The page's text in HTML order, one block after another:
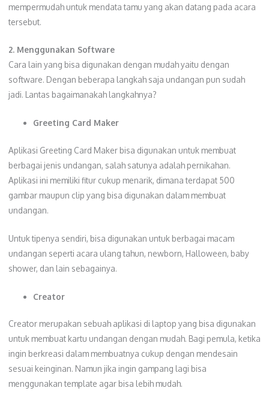
mempermudah untuk mendata tamu yang akan datang pada acara
tersebut.
2. Menggunakan Software
Cara lain yang bisa digunakan dengan mudah yaitu dengan
software. Dengan beberapa langkah saja undangan pun sudah
jadi. Lantas bagaimanakah langkahnya?
Greeting Card Maker
Aplikasi Greeting Card Maker bisa digunakan untuk membuat
berbagai jenis undangan, salah satunya adalah pernikahan.
Aplikasi ini memiliki fitur cukup menarik, dimana terdapat 500
gambar maupun clip yang bisa digunakan dalam membuat
undangan.
Untuk tipenya sendiri, bisa digunakan untuk berbagai macam
undangan seperti acara ulang tahun, newborn, Halloween, baby
shower, dan lain sebagainya.
Creator
Creator merupakan sebuah aplikasi di laptop yang bisa digunakan
untuk membuat kartu undangan dengan mudah. Bagi pemula, ketika
ingin berkreasi dalam membuatnya cukup dengan mendesain
sesuai keinginan. Namun jika ingin gampang lagi bisa
menggunakan template agar bisa lebih mudah.